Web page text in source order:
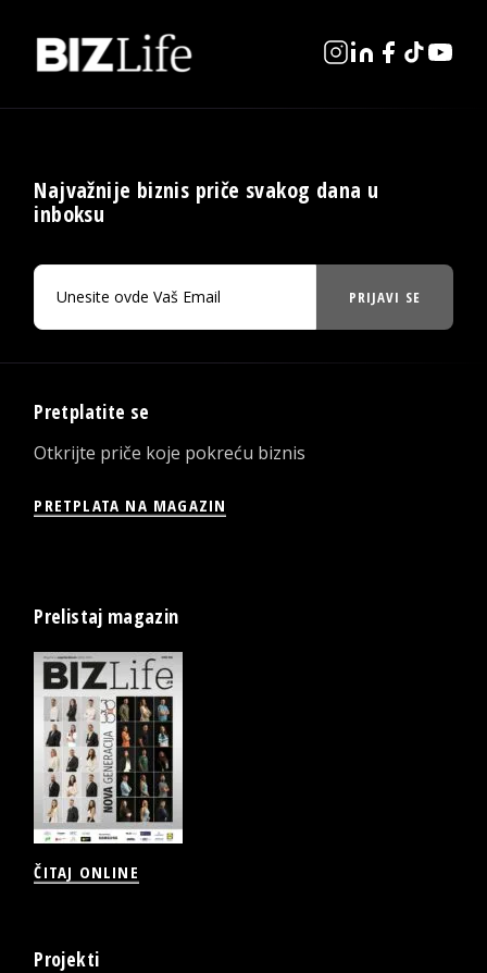
Najvažnije biznis priče svakog dana u
inboksu
PRIJAVI SE
Pretplatite se
Otkrijte priče koje pokreću biznis
PRETPLATA NA MAGAZIN
Prelistaj magazin
ČITAJ ONLINE
Projekti